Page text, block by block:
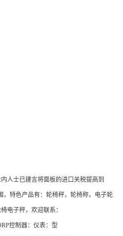
人士已建言将面板的进口关税提高到
特色产品有：轮椅秤，轮椅称，电子轮
电子秤，欢迎联系：
控制器：仪表：型